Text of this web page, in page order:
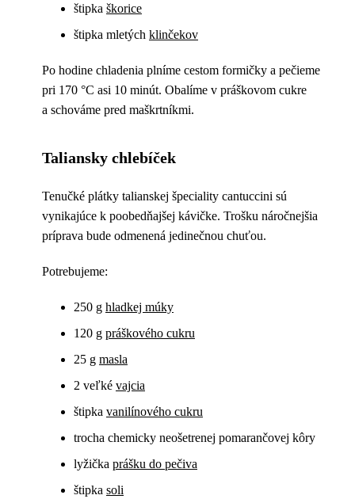
štipka škorice
štipka mletých klinčekov
Po hodine chladenia plníme cestom formičky a pečieme
pri 170 °C asi 10 minút. Obalíme v práškovom cukre
a schováme pred maškrtníkmi.
Taliansky chlebíček
Tenučké plátky talianskej špeciality cantuccini sú
vynikajúce k poobedňajšej kávičke. Trošku náročnejšia
príprava bude odmenená jedinečnou chuťou.
Potrebujeme:
250 g hladkej múky
120 g práškového cukru
25 g masla
2 veľké vajcia
štipka vanilínového cukru
trocha chemicky neošetrenej pomarančovej kôry
lyžička prášku do pečiva
štipka soli